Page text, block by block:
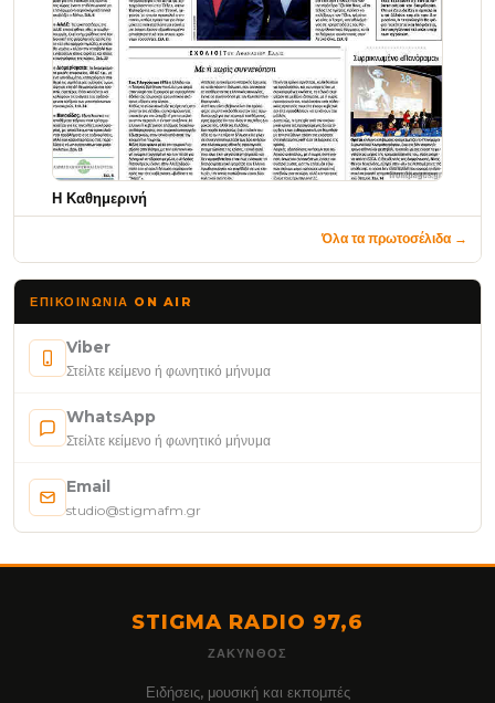
Η Καθημερινή
Όλα τα πρωτοσέλιδα →
ΕΠΙΚΟΙΝΩΝΊΑ ON AIR
Viber
Στείλτε κείμενο ή φωνητικό μήνυμα
WhatsApp
Στείλτε κείμενο ή φωνητικό μήνυμα
Email
studio@stigmafm.gr
STIGMA RADIO 97,6
ΖΆΚΥΝΘΟΣ
Ειδήσεις, μουσική και εκπομπές